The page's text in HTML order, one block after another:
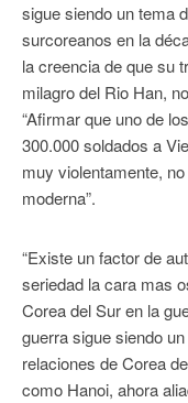
sigue siendo un tema
surcoreanos en la
la creencia de que su
milagro del Rio Han,
“Afirmar que uno de
300.000 soldados a
muy violentamente,
moderna”.
“Existe un factor de
seriedad la cara mas
Corea del Sur en la
guerra sigue siendo
relaciones de Corea
como Hanoi, ahora